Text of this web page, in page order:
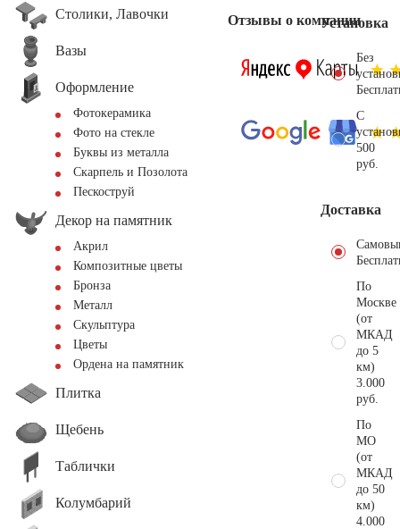
Столики, Лавочки
Вазы
Оформление
Фотокерамика
Фото на стекле
Буквы из металла
Скарпель и Позолота
Пескоструй
Декор на памятник
Акрил
Композитные цветы
Бронза
Металл
Скульптура
Цветы
Ордена на памятник
Плитка
Щебень
Таблички
Колумбарий
Отзывы о компании
Установка
Без
С
500
руб.
Доставка
По
Москве
(от
МКАД
до 5
км)
3.000
руб.
По
МО
(от
МКАД
до 50
км)
4.000